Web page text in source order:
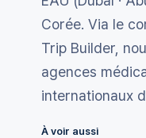
Corée. Via le
Trip Builder,
agences
internationaux
À voir aussi